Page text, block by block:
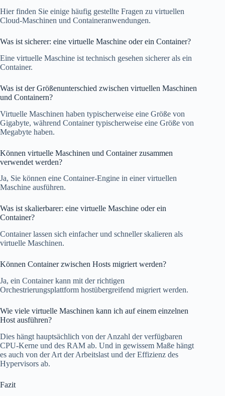
Hier finden Sie einige häufig gestellte Fragen zu virtuellen
Cloud-Maschinen und Containeranwendungen.
Was ist sicherer: eine virtuelle Maschine oder ein Container?
Eine virtuelle Maschine ist technisch gesehen sicherer als ein
Container.
Was ist der Größenunterschied zwischen virtuellen Maschinen
und Containern?
Virtuelle Maschinen haben typischerweise eine Größe von
Gigabyte, während Container typischerweise eine Größe von
Megabyte haben.
Können virtuelle Maschinen und Container zusammen
verwendet werden?
Ja, Sie können eine Container-Engine in einer virtuellen
Maschine ausführen.
Was ist skalierbarer: eine virtuelle Maschine oder ein
Container?
Container lassen sich einfacher und schneller skalieren als
virtuelle Maschinen.
Können Container zwischen Hosts migriert werden?
Ja, ein Container kann mit der richtigen
Orchestrierungsplattform hostübergreifend migriert werden.
Wie viele virtuelle Maschinen kann ich auf einem einzelnen
Host ausführen?
Dies hängt hauptsächlich von der Anzahl der verfügbaren
CPU-Kerne und des RAM ab. Und in gewissem Maße hängt
es auch von der Art der Arbeitslast und der Effizienz des
Hypervisors ab.
Fazit